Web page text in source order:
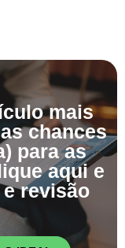
mais
chances
para as
aqui e
revisão